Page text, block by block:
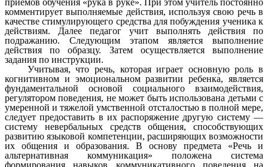
приемов обучения «рука в руке». При этом учитель постоянно
комментирует выполняемые действия, используя свою речь в
качестве стимулирующего средства для побуждения ученика к
действиям. Далее педагог учит выполнять действия по
подражанию. Следующим этапом является выполнение
действия по образцу. Затем осуществляется выполнение
задания по инструкции.
Учитывая, что речь, которая играет основную роль в
когнитивном и эмоциональном развитии ребенка, является
фундаментальной основой социального взаимодействия,
регулятором поведения, не может быть использована детьми с
умеренной и тяжелой умственной отсталостью в полной мере,
следует предоставить в их распоряжение другую систему —
систему невербальных средств общения, способствующих
развитию языковой компетенции, расширяющих возможности
их общения и образования. В основу предмета «Речь и
альтернативная коммуникация» положена система